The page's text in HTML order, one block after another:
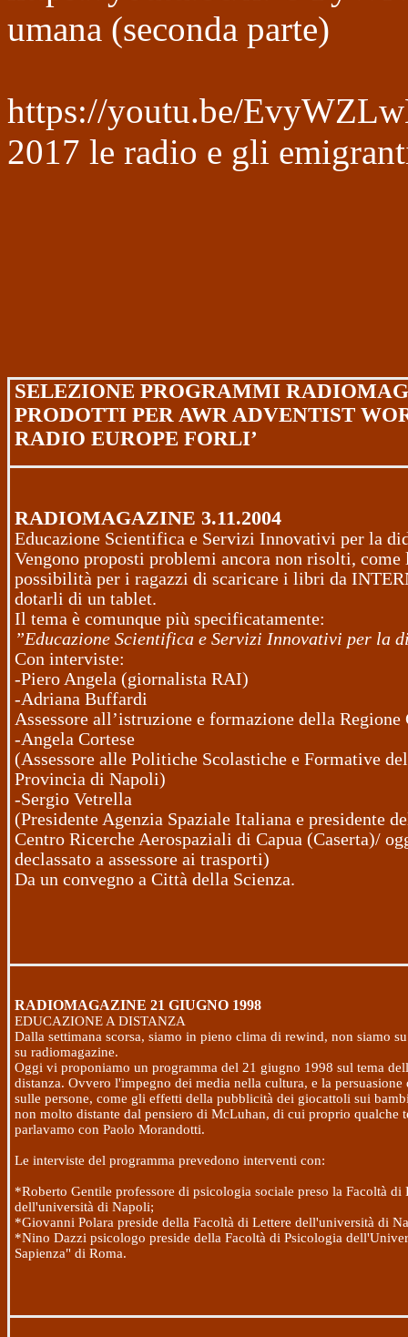
umana (seconda parte)
https://youtu.be/
2017 le radio e gli
SELEZIONE PROGRAMMI
PRODOTTI PER AWR ADVENTIST
RADIO EUROPE FORLI’
RADIOMAGAZINE 3.11.2004
Educazione Scientifica e Servizi Innovativi per la
Vengono proposti problemi ancora non risolti, come
possibilità per i ragazzi di scaricare i libri da
dotarli di un tablet.
Il tema è comunque più specificatamente:
”Educazione Scientifica e Servizi Innovativi per la
Con interviste:
-Piero Angela (giornalista RAI)
-Adriana Buffardi
Assessore all’istruzione e formazione della Regione
-Angela Cortese
(Assessore alle Politiche Scolastiche e Formative
Provincia di Napoli)
-Sergio Vetrella
(Presidente Agenzia Spaziale Italiana e presidente
Centro Ricerche Aerospaziali di Capua (Caserta)/
declassato a assessore ai trasporti)
Da un convegno a Città della Scienza.
RADIOMAGAZINE 21 GIUGNO 1998
EDUCAZIONE A DISTANZA
Dalla settimana scorsa, siamo in pieno clima di rewind, non siamo
su radiomagazine.
Oggi vi proponiamo un programma del 21 giugno 1998 sul tema
distanza. Ovvero l'impegno dei media nella cultura, e la persuasione
sulle persone, come gli effetti della pubblicità dei giocattoli sui
non molto distante dal pensiero di McLuhan, di cui proprio qualche
parlavamo con Paolo Morandotti.
Le interviste del programma prevedono interventi con:
*Roberto Gentile professore di psicologia sociale preso la Facoltà di
dell'università di Napoli;
*Giovanni Polara preside della Facoltà di Lettere dell'università di
*Nino Dazzi psicologo preside della Facoltà di Psicologia
Sapienza" di Roma.